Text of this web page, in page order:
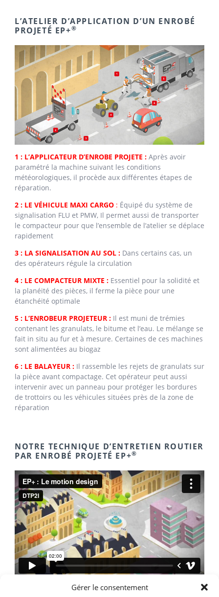
Gérer le consentement
L’ATELIER D’APPLICATION D’UN ENROBÉ
PROJETÉ EP+®
1 : L’APPLICATEUR D’ENROBE PROJETE : Après avoir
paramétré la machine suivant les conditions
météorologiques, il procède aux différentes étapes de
réparation.
2 : LE VÉHICULE MAXI CARGO : Équipé du système de
signalisation FLU et PMW, Il permet aussi de transporter
le compacteur pour que l’ensemble de l’atelier se déplace
rapidement
3 : LA SIGNALISATION AU SOL : Dans certains cas, un
des opérateurs régule la circulation
4 : LE COMPACTEUR MIXTE : Essentiel pour la solidité et
la planéité des pièces, il ferme la pièce pour une
étanchéité optimale
5 : L’ENROBEUR PROJETEUR : Il est muni de trémies
contenant les granulats, le bitume et l’eau. Le mélange se
fait in situ au fur et à mesure. Certaines de ces machines
sont alimentées au biogaz
6 : LE BALAYEUR : Il rassemble les rejets de granulats sur
la pièce avant compactage. Cet opérateur peut aussi
intervenir avec un panneau pour protéger les bordures
de trottoirs ou les véhicules situées près de la zone de
réparation
NOTRE TECHNIQUE D’ENTRETIEN ROUTIER
PAR ENROBÉ PROJETÉ EP+®